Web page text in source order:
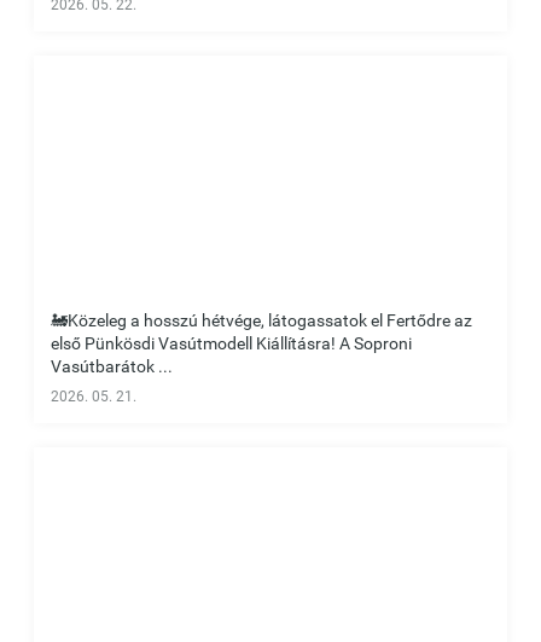
2026. 05. 22.
🚂Közeleg a hosszú hétvége, látogassatok el Fertődre az
első Pünkösdi Vasútmodell Kiállításra! A Soproni
Vasútbarátok ...
2026. 05. 21.